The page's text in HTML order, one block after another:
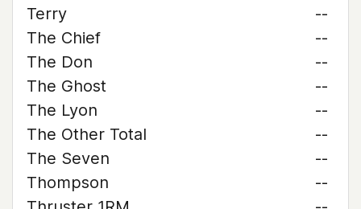
Terry
--
The Chief
--
The Don
--
The Ghost
--
The Lyon
--
The Other Total
--
The Seven
--
Thompson
--